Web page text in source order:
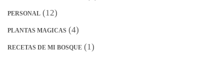
PERSONAL (12)
PLANTAS MAGICAS (4)
RECETAS DE MI BOSQUE (1)